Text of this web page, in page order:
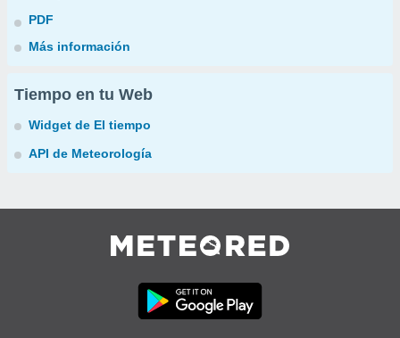
PDF
Más información
Tiempo en tu Web
Widget de El tiempo
API de Meteorología